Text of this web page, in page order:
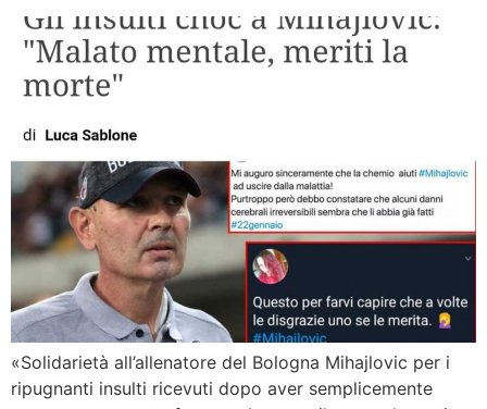
«Solidarietà all’allenatore del Bologna Mihajlovic per i
ripugnanti insulti ricevuti dopo aver semplicemente